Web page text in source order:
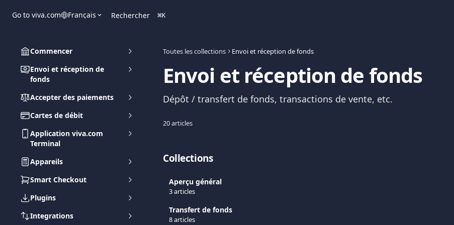
Go to viva.com Français Rechercher ⌘K
Commencer
Envoi et réception de
fonds
Accepter des paiements
Cartes de débit
Application viva.com
Terminal
Appareils
Smart Checkout
Plugins
Integrations
Toutes les collections Envoi et réception de fonds
Envoi et réception de fonds
Dépôt / transfert de fonds, transactions de vente, etc.
20 articles
Collections
Aperçu général
3 articles
Transfert de fonds
8 articles